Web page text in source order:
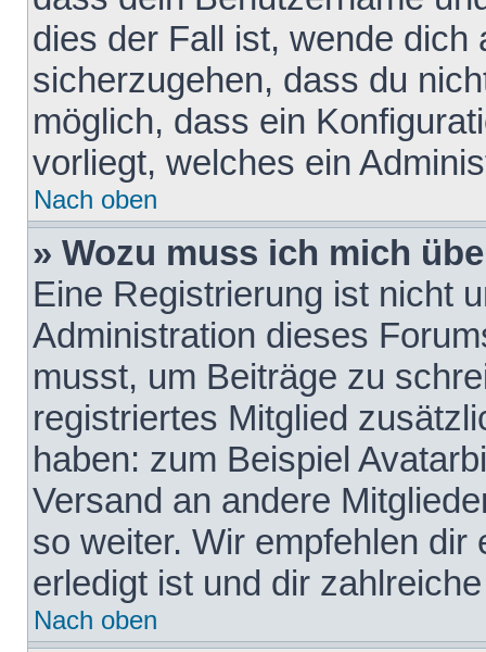
dies der Fall ist, wende dich
sicherzugehen, dass du
möglich, dass ein
vorliegt, welches ein
Nach oben
» Wozu muss ich mich
Eine Registrierung ist nicht
Administration dieses
musst, um Beiträge zu
registriertes Mitglied
haben: zum Beispiel
Versand an andere
so weiter. Wir empfehlen
erledigt ist und dir
Nach oben